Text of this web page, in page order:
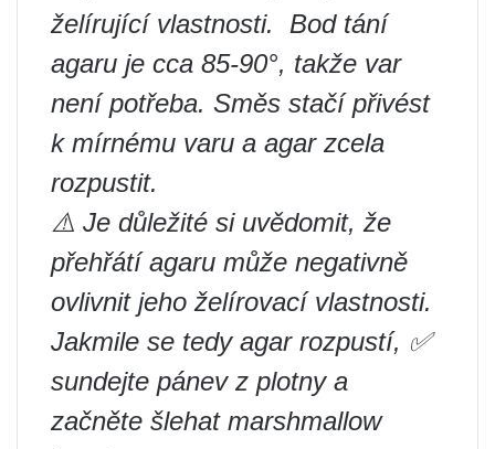
želírující vlastnosti. ️ Bod tání
agaru je cca 85-90°, takže var
není potřeba. Směs stačí přivést
k mírnému varu a agar zcela
rozpustit.
⚠️ Je důležité si uvědomit, že
přehřátí agaru může negativně
ovlivnit jeho želírovací vlastnosti.
Jakmile se tedy agar rozpustí, ✅
sundejte pánev z plotny a
začněte šlehat marshmallow